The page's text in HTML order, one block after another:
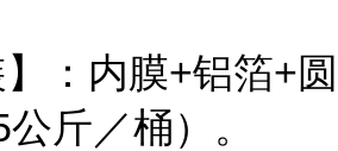
】：内膜+铝箔+圆
斤／桶）。